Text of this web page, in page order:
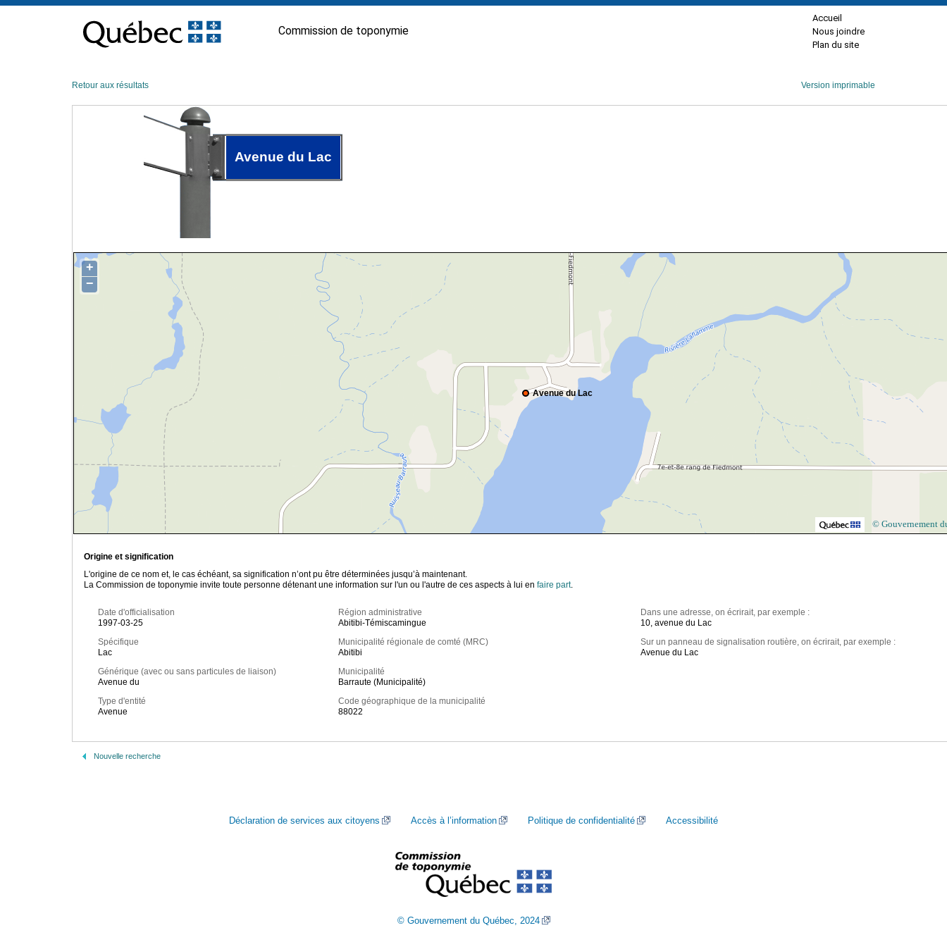
contenu
Commission de toponymie
Accueil
Nous joindre
Plan du site
Retour aux résultats Version imprimable
Avenue du Lac
Avenue du Lac
+
−
© Gouvernement
Origine et signification
L'origine de ce nom et, le cas échéant, sa signification n’ont pu être déterminées jusqu’à maintenant.
La Commission de toponymie invite toute personne détenant une information sur l'un ou l'autre de ces aspects à lui en faire part.
Date d'officialisation
1997-03-25
Spécifique
Lac
Générique (avec ou sans particules de liaison)
Avenue du
Type d'entité
Avenue
Région administrative
Abitibi-Témiscamingue
Municipalité régionale de comté (MRC)
Abitibi
Municipalité
Barraute (Municipalité)
Code géographique de la municipalité
88022
Dans une adresse, on écrirait, par exemple :
10, avenue du Lac
Sur un panneau de signalisation routière, on écrirait, par exemple :
Avenue du Lac
Nouvelle recherche
Déclaration de services aux citoyens Accès à l’information Politique de confidentialité Accessibilité
© Gouvernement du Québec, 2024